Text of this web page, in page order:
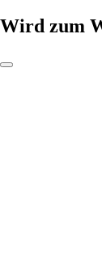
Wird zum